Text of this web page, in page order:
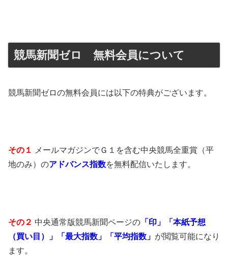
競馬新聞ゼロ 無料会員について
競馬新聞ゼロの無料会員には以下の特典がございます。
その１
メールマガジンでＧ１を含む中央競馬全重賞（平
地のみ）のアドバンス指数を無料配信いたします。
その２ 中央通常版競馬新聞ページの 「印」「本紙予想
（買い目）」「最大指数」「平均指数」 が閲覧可能になり
ます。